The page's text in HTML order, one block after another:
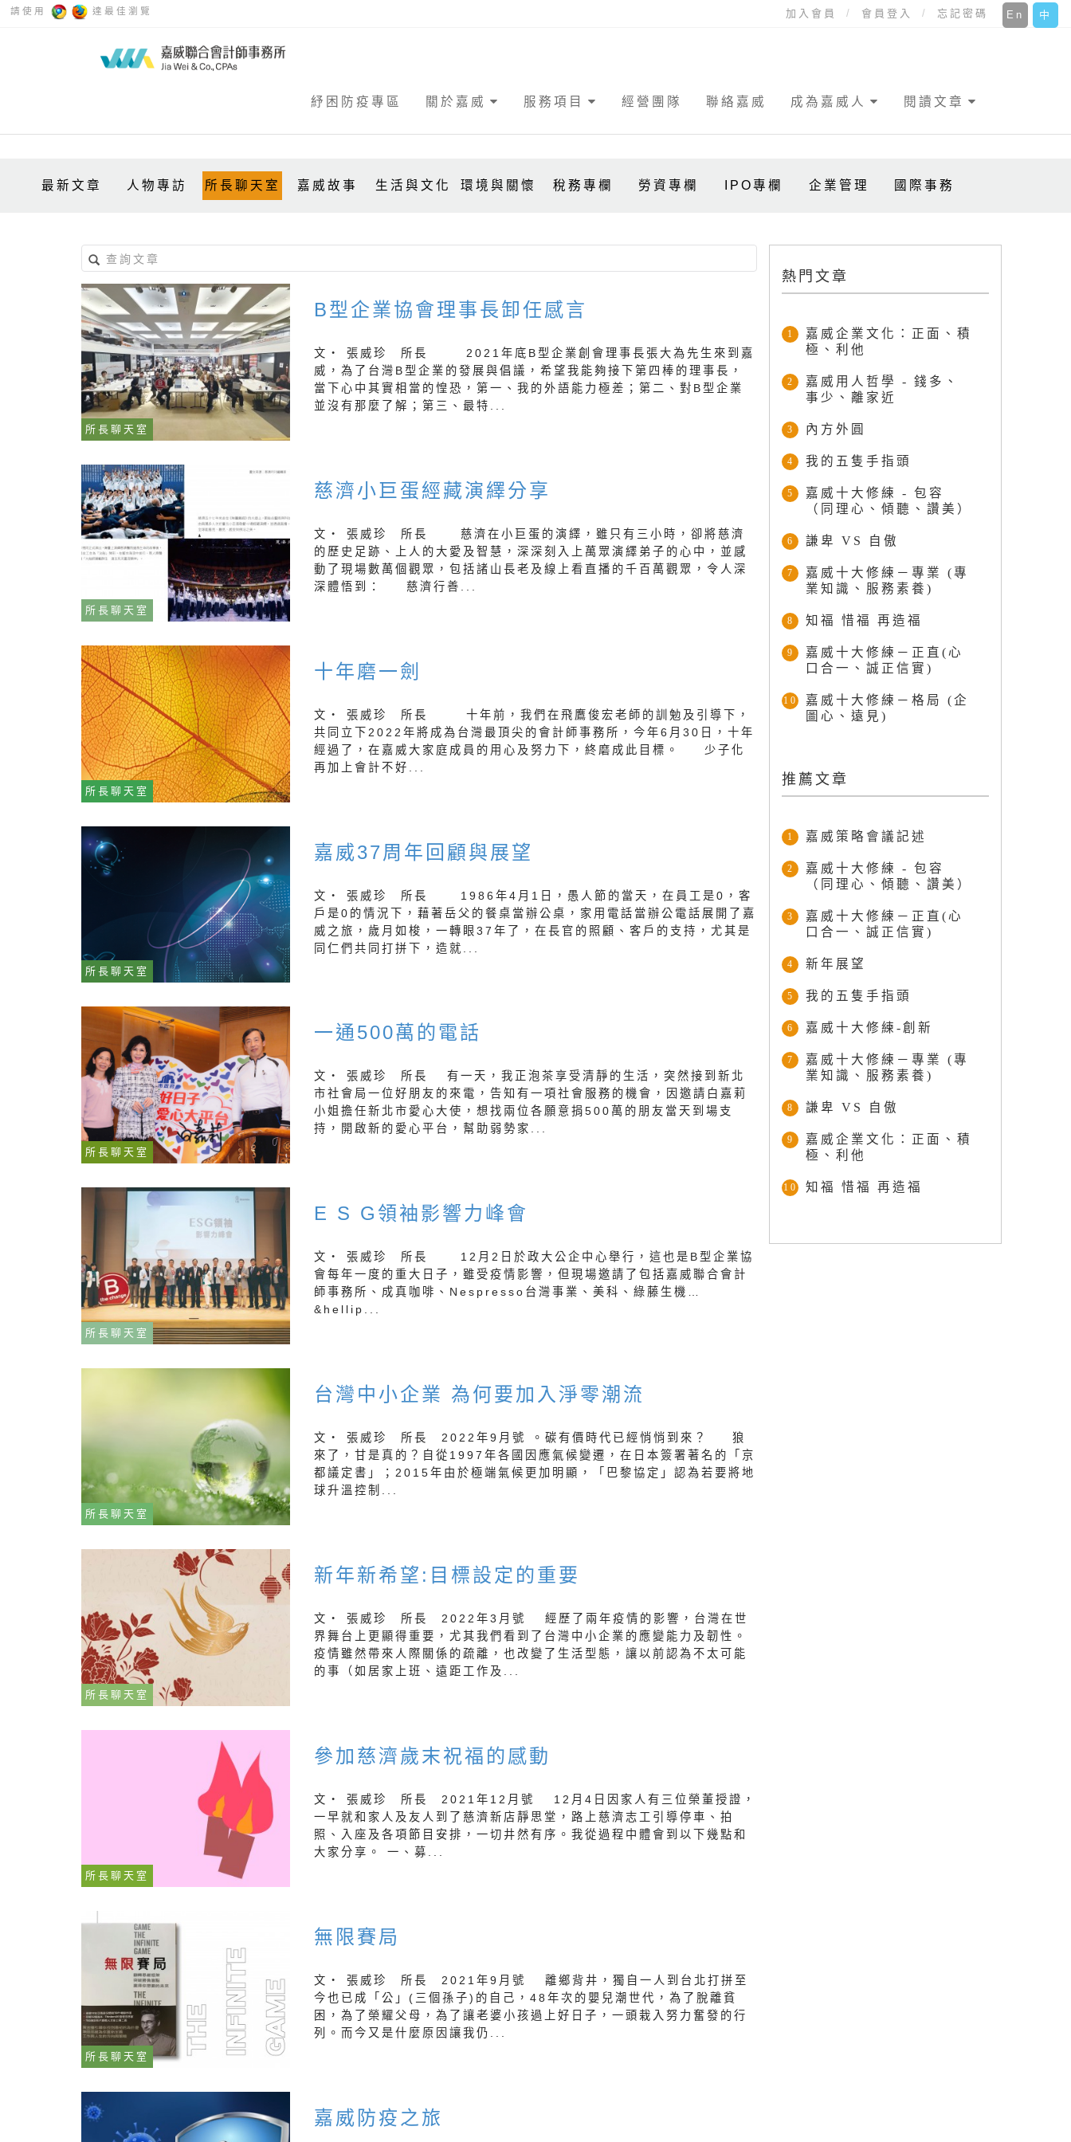
請使用 達最佳瀏覽 中
En
加入會員 會員登入 忘記密碼
紓困防疫專區 關於嘉威 服務項目 經營團隊 聯絡嘉威 成為嘉威人 閱讀文章
最新文章 人物專訪 所長聊天室 嘉威故事 生活與文化 環境與關懷 稅務專欄 勞資專欄 IPO專欄 企業管理 國際事務
所長聊天室
B型企業協會理事長卸任感言
文‧ 張威珍 所長 2021年底B型企業創會理事長張大為先生來到嘉
威，為了台灣B型企業的發展與倡議，希望我能夠接下第四棒的理事長，
當下心中其實相當的惶恐，第一、我的外語能力極差；第二、對B型企業
並沒有那麼了解；第三、最特...
所長聊天室
慈濟小巨蛋經藏演繹分享
文‧ 張威珍 所長 慈濟在小巨蛋的演繹，雖只有三小時，卻將慈濟
的歷史足跡、上人的大愛及智慧，深深刻入上萬眾演繹弟子的心中，並感
動了現場數萬個觀眾，包括諸山長老及線上看直播的千百萬觀眾，令人深
深體悟到： 慈濟行善...
所長聊天室
十年磨一劍
文‧ 張威珍 所長 十年前，我們在飛鷹俊宏老師的訓勉及引導下，
共同立下2022年將成為台灣最頂尖的會計師事務所，今年6月30日，十年
經過了，在嘉威大家庭成員的用心及努力下，終磨成此目標。 少子化
再加上會計不好...
所長聊天室
嘉威37周年回顧與展望
文‧ 張威珍 所長 1986年4月1日，愚人節的當天，在員工是0，客
戶是0的情況下，藉著岳父的餐桌當辦公桌，家用電話當辦公電話展開了嘉
威之旅，歲月如梭，一轉眼37年了，在長官的照顧、客戶的支持，尤其是
同仁們共同打拼下，造就...
所長聊天室
一通500萬的電話
文‧ 張威珍 所長 有一天，我正泡茶享受清靜的生活，突然接到新北
市社會局一位好朋友的來電，告知有一項社會服務的機會，因邀請白嘉莉
小姐擔任新北市愛心大使，想找兩位各願意捐500萬的朋友當天到場支
持，開啟新的愛心平台，幫助弱勢家...
所長聊天室
E S G領袖影響力峰會
文‧ 張威珍 所長 12月2日於政大公企中心舉行，這也是B型企業協
會每年一度的重大日子，雖受疫情影響，但現場邀請了包括嘉威聯合會計
師事務所、成真咖啡、Nespresso台灣事業、美科、綠藤生機…
&hellip...
所長聊天室
台灣中小企業 為何要加入淨零潮流
文‧ 張威珍 所長 2022年9月號 。碳有價時代已經悄悄到來？ 狼
來了，甘是真的？自從1997年各國因應氣候變遷，在日本簽署著名的「京
都議定書」；2015年由於極端氣候更加明顯，「巴黎協定」認為若要將地
球升溫控制...
所長聊天室
新年新希望:目標設定的重要
文‧ 張威珍 所長 2022年3月號 經歷了兩年疫情的影響，台灣在世
界舞台上更顯得重要，尤其我們看到了台灣中小企業的應變能力及韌性。
疫情雖然帶來人際關係的疏離，也改變了生活型態，讓以前認為不太可能
的事（如居家上班、遠距工作及...
所長聊天室
參加慈濟歲末祝福的感動
文‧ 張威珍 所長 2021年12月號 12月4日因家人有三位榮董授證，
一早就和家人及友人到了慈濟新店靜思堂，路上慈濟志工引導停車、拍
照、入座及各項節目安排，一切井然有序。我從過程中體會到以下幾點和
大家分享。 一、募...
所長聊天室
無限賽局
文‧ 張威珍 所長 2021年9月號 離鄉背井，獨自一人到台北打拼至
今也已成「公」(三個孫子)的自己，48年次的嬰兒潮世代，為了脫離貧
困，為了榮耀父母，為了讓老婆小孩過上好日子，一頭栽入努力奮發的行
列。而今又是什麼原因讓我仍...
嘉威防疫之旅
熱門文章
1
嘉威企業文化：正面、積
極、利他
2
嘉威用人哲學 - 錢多、
事少、離家近
3 內方外圓
4 我的五隻手指頭
5
嘉威十大修練 - 包容
（同理心、傾聽、讚美）
6 謙卑 VS 自傲
7
嘉威十大修練－專業 (專
業知識、服務素養)
8 知福 惜福 再造福
9
嘉威十大修練－正直(心
口合一、誠正信實)
10
嘉威十大修練－格局 (企
圖心、遠見)
推薦文章
1 嘉威策略會議記述
2
嘉威十大修練 - 包容
（同理心、傾聽、讚美）
3
嘉威十大修練－正直(心
口合一、誠正信實)
4 新年展望
5 我的五隻手指頭
6 嘉威十大修練-創新
7
嘉威十大修練－專業 (專
業知識、服務素養)
8 謙卑 VS 自傲
9
嘉威企業文化：正面、積
極、利他
10 知福 惜福 再造福